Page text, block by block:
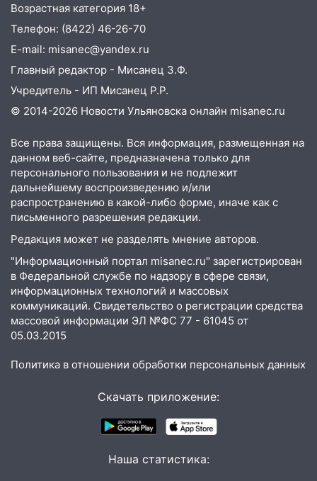
13:47 На Нижней Террасе мощным
ветром вырвало дерево с корнем
13:46 Сильный ветер сорвал крышу с
13:35 Непогода продолжает бить по
сошёл с рельсов
13:22 Упавшие деревья перекрыли
дороги в Ульяновске: фото
13:17 Непогода в Ульяновске не
закончится сегодня: сильные ливни
сохранятся 9 августа
13:15 Трижды «брал в долг» без спроса:
житель Вешкаймского района похитил у
знакомого 191 тысячу рублей
13:14
Ураган оторвал светофор на
проспекте Филатова в Ульяновске
13:12
Дерево пробило крышу дома на
на электрощит
В Заволжском районе дерево
упало во дворе
Ураган ударил по Ульяновску:
Возрастная категория 18+
Телефон: (8422) 46-26-70
E-mail: misanec@yandex.ru
Главный редактор - Мисанец З.Ф.
Учредитель - ИП Мисанец Р.Р.
© 2014-2026 Новости Ульяновска онлайн misanec.ru
Все права защищены. Вся информация, размещенная на
данном веб-сайте, предназначена только для
персонального пользования и не подлежит
дальнейшему воспроизведению и/или
распространению в какой-либо форме, иначе как с
письменного разрешения редакции.
Редакция может не разделять мнение авторов.
"Информационный портал misanec.ru" зарегистрирован
в Федеральной службе по надзору в сфере связи,
информационных технологий и массовых
коммуникаций. Свидетельство о регистрации средства
массовой информации ЭЛ №ФС 77 - 61045 от
05.03.2015
Политика в отношении обработки персональных данных
Скачать приложение:
Наша статистика: